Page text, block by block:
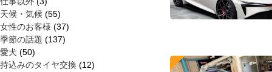
天候・気候 (55)
女性のお客様 (37)
季節の話題 (137)
愛犬 (50)
持込みのタイヤ交換 (12)